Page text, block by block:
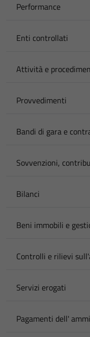
Performance
Enti controllati
Attività e
Provvedimenti
Bandi di gara e
Sovvenzioni,
Bilanci
Beni immobili e
Controlli e rilievi
Servizi erogati
Pagamenti dell'